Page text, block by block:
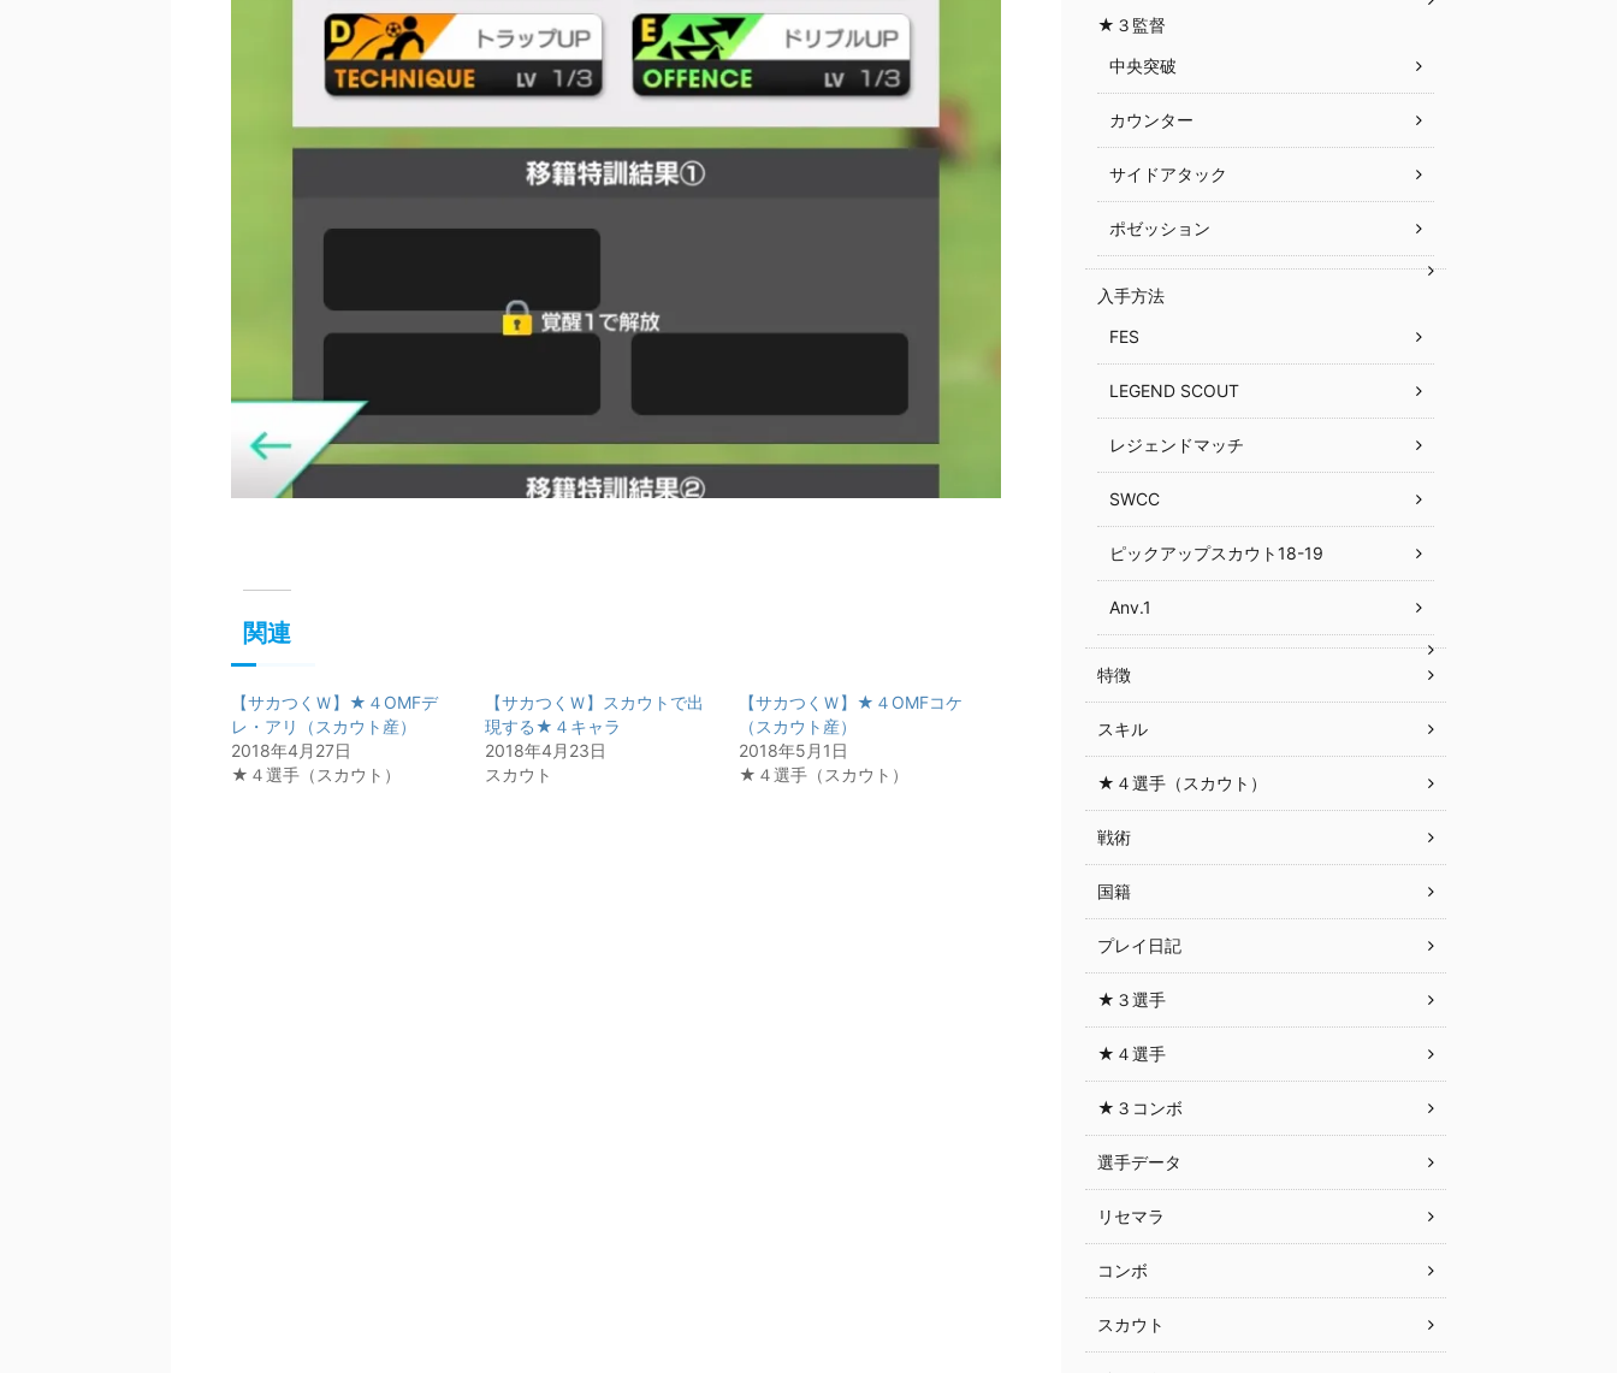
関連
【サカつくＷ】★４OMFデ
レ・アリ（スカウト産）
2018年4月27日
★４選手（スカウト）
【サカつくＷ】スカウトで出
現する★４キャラ
2018年4月23日
スカウト
【サカつくＷ】★４OMFコケ
（スカウト産）
2018年5月1日
★４選手（スカウト）
★３監督
中央突破
カウンター
サイドアタック
ポゼッション
入手方法
FES
LEGEND SCOUT
レジェンドマッチ
SWCC
ピックアップスカウト18-19
Anv.1
特徴
スキル
★４選手（スカウト）
戦術
国籍
プレイ日記
★３選手
★４選手
★３コンボ
選手データ
リセマラ
コンボ
スカウト